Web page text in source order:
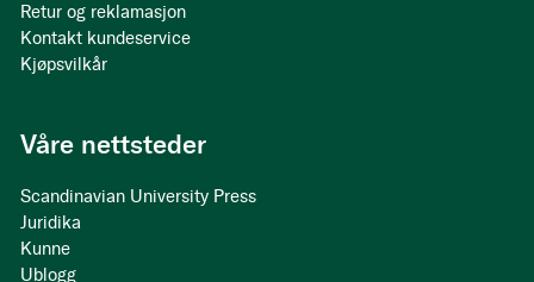
Retur og reklamasjon
Kontakt kundeservice
Kjøpsvilkår
Våre nettsteder
Scandinavian University Press
Juridika
Kunne
Ublogg